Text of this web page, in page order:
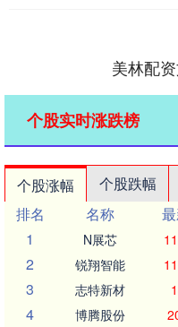
美林配
个股实时涨跌榜
个股涨幅 个股跌幅
排名
名称
1
N展芯
2 锐翔智能
3 志特新材
4 博腾股份